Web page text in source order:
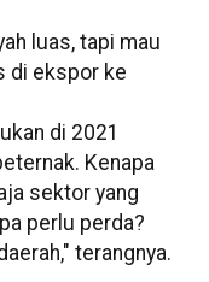
luas, tapi mau
di ekspor ke
di 2021
Kenapa
sektor yang
perlu perda?
terangnya.